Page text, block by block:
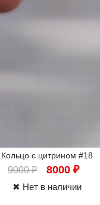
Кольцо с цитрином #18
9000₽ 8000 ₽
✖ Нет в наличии